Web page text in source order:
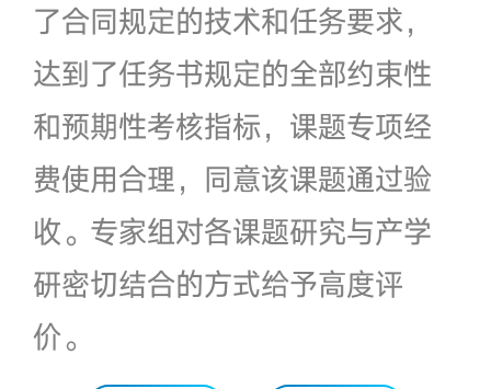
了合同规定的技术和任务要求，
达到了任务书规定的全部约束性
和预期性考核指标，课题专项经
费使用合理，同意该课题通过验
收。专家组对各课题研究与产学
研密切结合的方式给予高度评
价。